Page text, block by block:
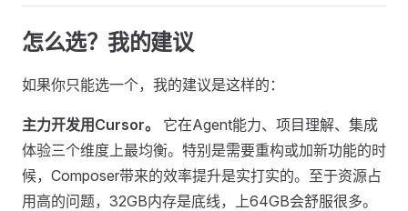
怎么选？我的建议
如果你只能选一个，我的建议是这样的：
主力开发用Cursor。
它在Agent能力、项目理解、集成
体验三个维度上最均衡。特别是需要重构或加新功能的时
候，Composer带来的效率提升是实打实的。至于资源占
用高的问题，32GB内存是底线，上64GB会舒服很多。